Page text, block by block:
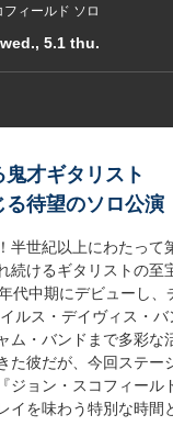
ィールド ソロ
5.1 thu.
才ギタリスト
待望のソロ公演
半世紀以上にわたっ
続けるギタリストの
代中期にデビューし
ルス・デイヴィス・
ム・バンドまで多彩
た彼だが、今回ステ
ジョン・スコフィー
イを味わう特別な時間